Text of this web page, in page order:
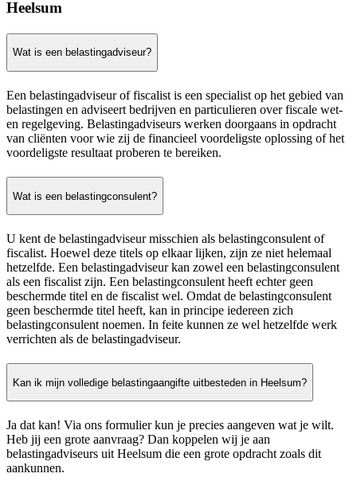
Heelsum
Wat is een belastingadviseur?
Een belastingadviseur of fiscalist is een specialist op het gebied van
belastingen en adviseert bedrijven en particulieren over fiscale wet-
en regelgeving. Belastingadviseurs werken doorgaans in opdracht
van cliënten voor wie zij de financieel voordeligste oplossing of het
voordeligste resultaat proberen te bereiken.
Wat is een belastingconsulent?
U kent de belastingadviseur misschien als belastingconsulent of
fiscalist. Hoewel deze titels op elkaar lijken, zijn ze niet helemaal
hetzelfde. Een belastingadviseur kan zowel een belastingconsulent
als een fiscalist zijn. Een belastingconsulent heeft echter geen
beschermde titel en de fiscalist wel. Omdat de belastingconsulent
geen beschermde titel heeft, kan in principe iedereen zich
belastingconsulent noemen. In feite kunnen ze wel hetzelfde werk
verrichten als de belastingadviseur.
Kan ik mijn volledige belastingaangifte uitbesteden in Heelsum?
Ja dat kan! Via ons formulier kun je precies aangeven wat je wilt.
Heb jij een grote aanvraag? Dan koppelen wij je aan
belastingadviseurs uit Heelsum die een grote opdracht zoals dit
aankunnen.